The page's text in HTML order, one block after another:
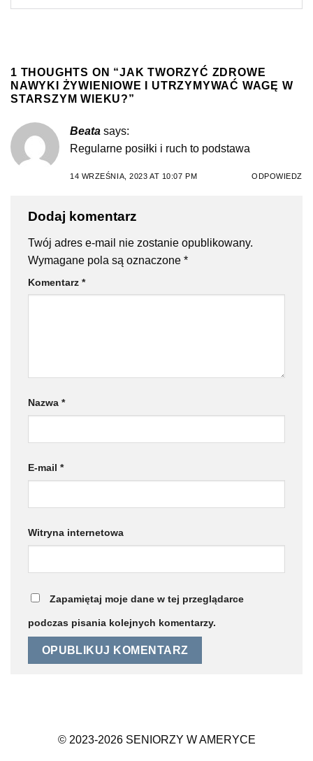
1 THOUGHTS ON “JAK TWORZYĆ ZDROWE
NAWYKI ŻYWIENIOWE I UTRZYMYWAĆ WAGĘ W
STARSZYM WIEKU?”
Beata says:
Regularne posiłki i ruch to podstawa
14 WRZEŚNIA, 2023 AT 10:07 PM ODPOWIEDZ
Dodaj komentarz
Twój adres e-mail nie zostanie opublikowany.
Wymagane pola są oznaczone *
Komentarz *
Nazwa *
E-mail *
Witryna internetowa
Zapamiętaj moje dane w tej przeglądarce
podczas pisania kolejnych komentarzy.
© 2023-2026 SENIORZY W AMERYCE